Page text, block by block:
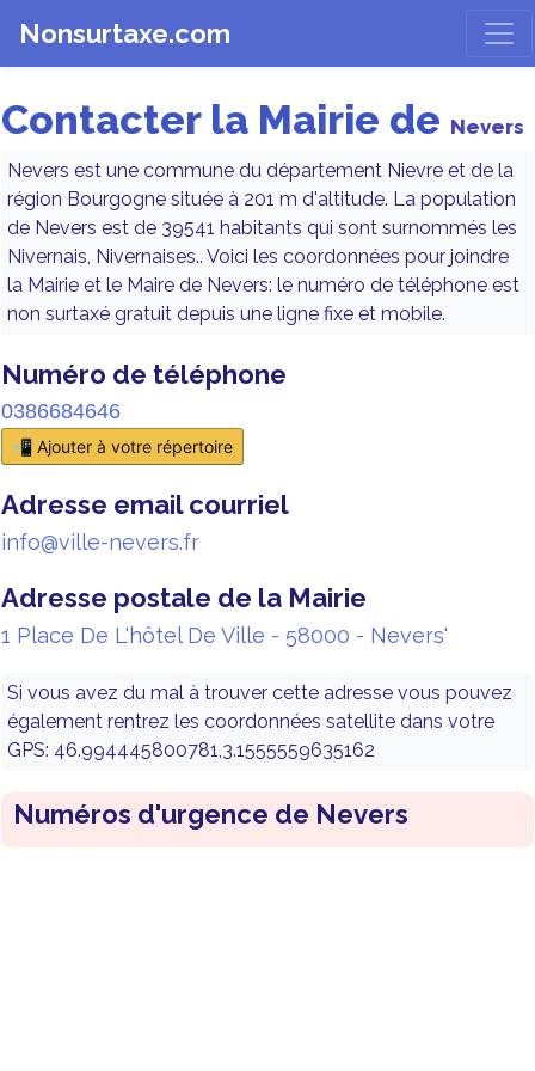
Nonsurtaxe.com
Contacter la Mairie de Nevers
Nevers est une commune du département Nievre et de la
région Bourgogne située à 201 m d'altitude. La population
de Nevers est de 39541 habitants qui sont surnommés les
Nivernais, Nivernaises.. Voici les coordonnées pour joindre
la Mairie et le Maire de Nevers: le numéro de téléphone est
non surtaxé gratuit depuis une ligne fixe et mobile.
Numéro de téléphone
0386684646
📲 Ajouter à votre répertoire
Adresse email courriel
info@ville-nevers.fr
Adresse postale de la Mairie
1 Place De L'hôtel De Ville - 58000 - Nevers'
Si vous avez du mal à trouver cette adresse vous pouvez
également rentrez les coordonnées satellite dans votre
GPS: 46.994445800781,3.1555559635162
Numéros d'urgence de Nevers